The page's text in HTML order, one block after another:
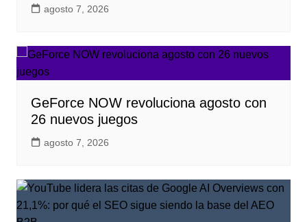
agosto 7, 2026
GeForce NOW revoluciona agosto con
26 nuevos juegos
agosto 7, 2026